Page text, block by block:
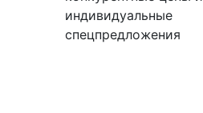
индивидуальные
спецпредложения